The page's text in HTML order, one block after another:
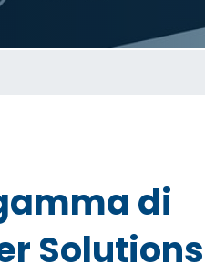
di
Solutions